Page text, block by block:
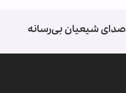
صدای شیعیان بی‌رسانه